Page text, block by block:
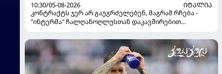
10:30/05-08-2026
ᲘᲢᲐᲚᲘᲐ
კონტრაქტს ჯერ არ გაუგრძელებენ, მაგრამ რჩება -
"ინტერმა" ჩალღანოღლუსთან დაკავშირებით